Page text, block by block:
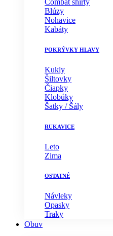
Blúzy
Nohavice
Kabáty
POKRÝVKY HLAVY
Kukly
Šiltovky
Čiapky
Klobúky
Šatky / Šály
RUKAVICE
Leto
Zima
OSTATNÉ
Návleky
Opasky
Traky
Obuv